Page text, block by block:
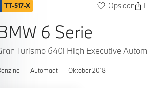
TT-517-X Opslaan
6 Serie
Turismo 640i High Executive
| Automaat | Oktober 2018